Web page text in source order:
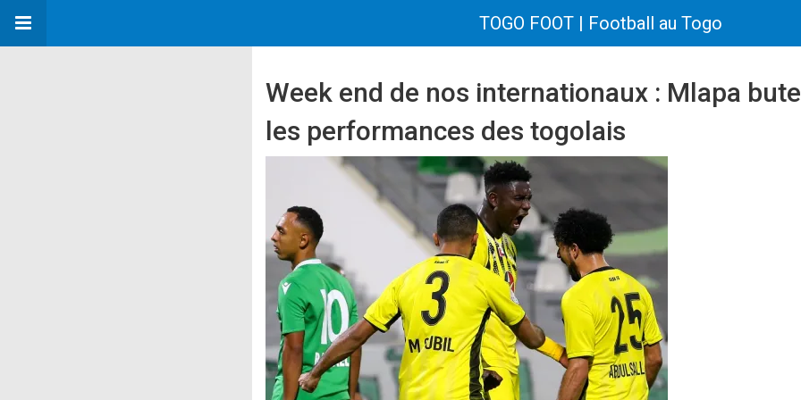
TOGO FOOT | Football au Togo
Week end de nos internationaux : Mlapa
les performances des togolais